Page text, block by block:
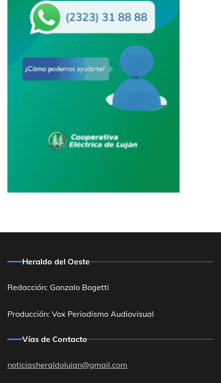
Heraldo del Oeste
Redacción: Gonzalo Bogetti
Producción: Vox Periodismo Audiovisual
Vías de Contacto
noticiasheraldolujan@gmail.com